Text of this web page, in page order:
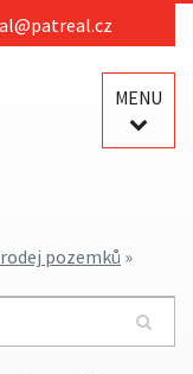
MENU
pozemků »